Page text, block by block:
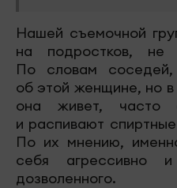
Нашей съемочной
на подростков, не
По словам
об этой женщине, но
она живет, часто
и распивают
По их мнению,
себя агрессивно
дозволенного.